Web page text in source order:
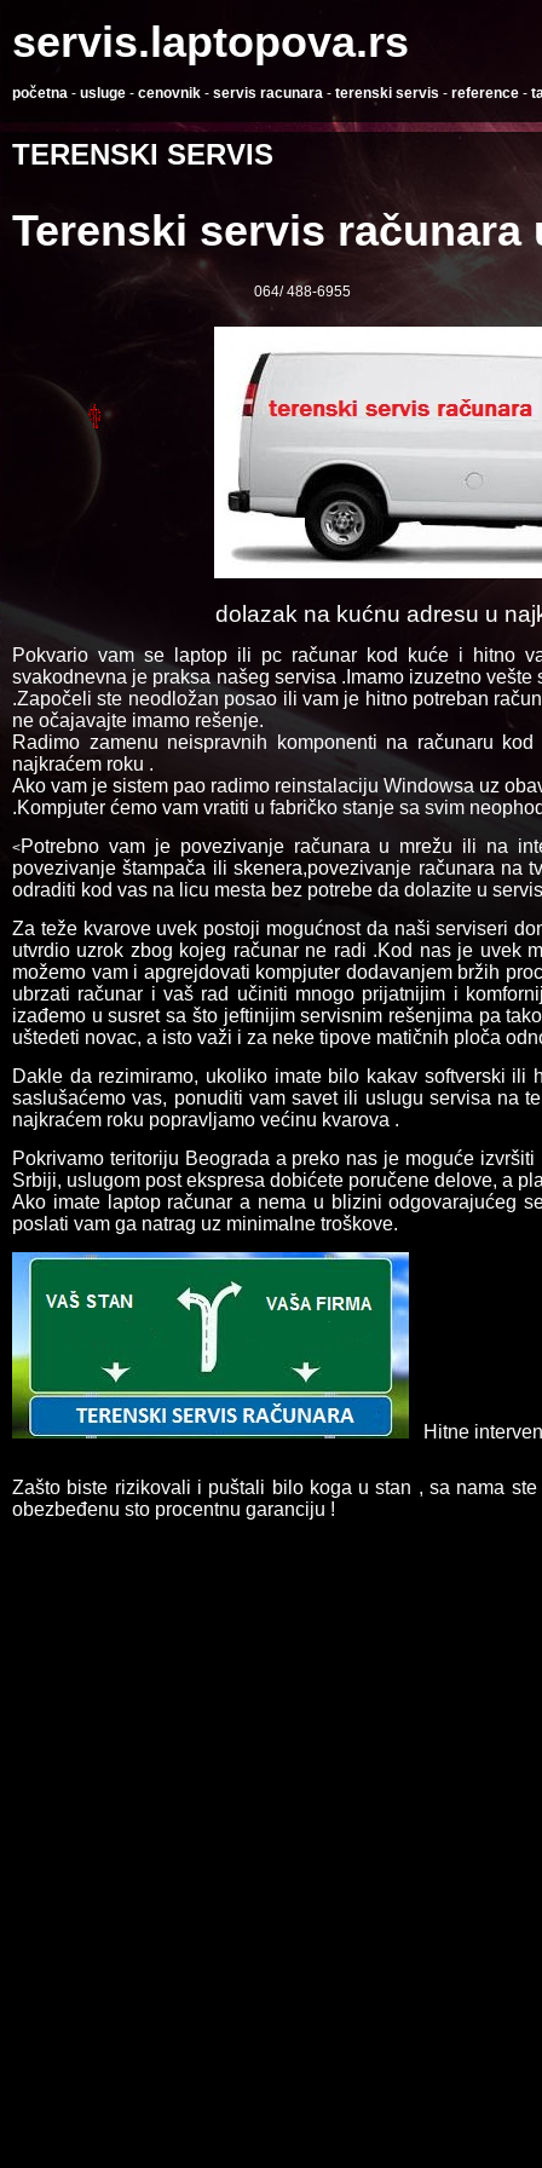
servis.laptopova.rs
početna - usluge - cenovnik - servis racunara - terenski servis - reference -
TERENSKI SERVIS
Terenski servis računara
064/ 488-6955
dolazak na kućnu adresu u
Pokvario vam se laptop ili pc računar kod kuće i hitno
svakodnevna je praksa našeg servisa .Imamo izuzetno
.Započeli ste neodložan posao ili vam je hitno potreban
ne očajavajte imamo rešenje.
Radimo zamenu neispravnih komponenti na računaru
najkraćem roku .
Ako vam je sistem pao radimo reinstalaciju Windowsa uz
.Kompjuter ćemo vam vratiti u fabričko stanje sa svim
<Potrebno vam je povezivanje računara u mrežu ili na
povezivanje štampača ili skenera,povezivanje računara na
odraditi kod vas na licu mesta bez potrebe da dolazite u
Za teže kvarove uvek postoji mogućnost da naši serviseri
utvrdio uzrok zbog kojeg računar ne radi .Kod nas je uvek
možemo vam i apgrejdovati kompjuter dodavanjem bržih
ubrzati računar i vaš rad učiniti mnogo prijatnijim i
izađemo u susret sa što jeftinijim servisnim rešenjima pa
uštedeti novac, a isto važi i za neke tipove matičnih ploča
Dakle da rezimiramo, ukoliko imate bilo kakav softverski
saslušaćemo vas, ponuditi vam savet ili uslugu servisa na
najkraćem roku popravljamo većinu kvarova .
Pokrivamo teritoriju Beograda a preko nas je moguće
Srbiji, uslugom post ekspresa dobićete poručene delove, a
Ako imate laptop računar a nema u blizini odgovarajućeg
poslati vam ga natrag uz minimalne troškove.
Hitne
Zašto biste rizikovali i puštali bilo koga u stan , sa nama
obezbeđenu sto procentnu garanciju !